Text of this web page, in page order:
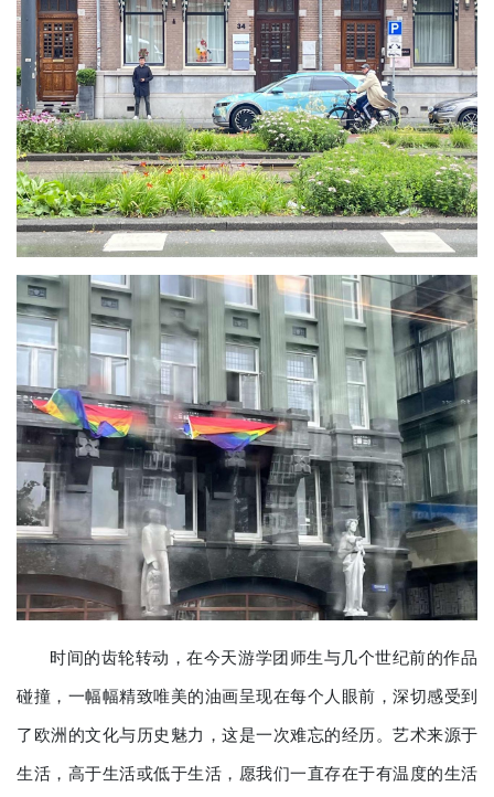
时间的齿轮转动，在今天游学团师生与几个世纪前的作品
碰撞，一幅幅精致唯美的油画呈现在每个人眼前，深切感受到
了欧洲的文化与历史魅力，这是一次难忘的经历。艺术来源于
生活，高于生活或低于生活，愿我们一直存在于有温度的生活